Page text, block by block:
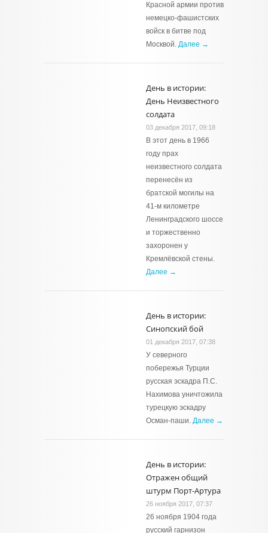
Красной армии против
немецко-фашистских
войск в битве под
Москвой. Далее →
День в истории:
День Неизвестного
солдата
03 декабря 2017, 09:18
В этот день в 1966
году прах
неизвестного солдата
перенесён из
братской могилы на
41-м километре
Ленинградского шоссе
и торжественно
захоронен у
Кремлёвской стены.
Далее →
День в истории:
Синопский бой
01 декабря 2017, 07:38
У северного
побережья Турции
русская эскадра П.С.
Нахимова уничтожила
турецкую эскадру
Осман-паши. Далее →
День в истории:
Отражен общий
штурм Порт-Артура
26 ноября 2017, 07:37
26 ноября 1904 года
русский гарнизон